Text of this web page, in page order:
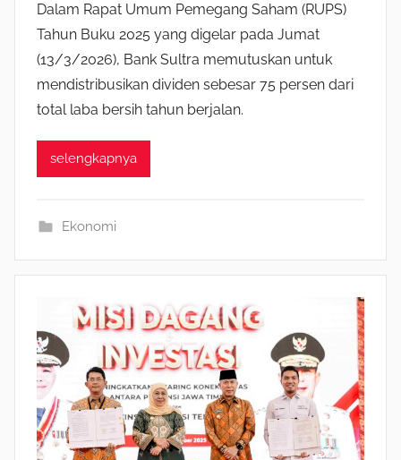
Dalam Rapat Umum Pemegang Saham (RUPS)
Tahun Buku 2025 yang digelar pada Jumat
(13/3/2026), Bank Sultra memutuskan untuk
mendistribusikan dividen sebesar 75 persen dari
total laba bersih tahun berjalan.
selengkapnya
Ekonomi